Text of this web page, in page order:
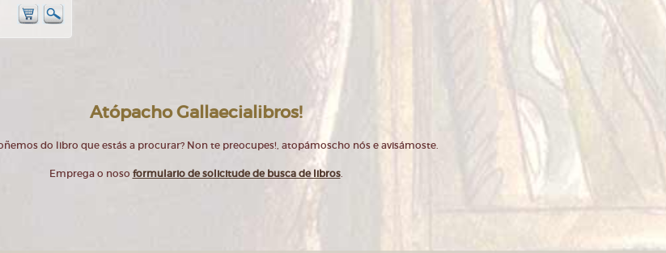
Atópacho Gallaecialibros!
do libro que estás a procurar? Non te preocupes!, atopámoscho nós e avisámoste.
Emprega o noso formulario de solicitude de busca de libros.